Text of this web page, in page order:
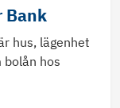
Bank
hus, lägenhet
bolån hos